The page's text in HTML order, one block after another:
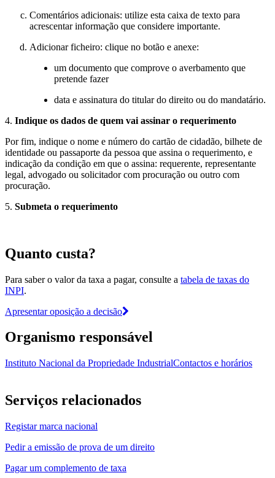
Comentários adicionais: utilize esta caixa de texto para
acrescentar informação que considere importante.
Adicionar ficheiro: clique no botão e anexe:
um documento que comprove o averbamento que
pretende fazer
data e assinatura do titular do direito ou do mandatário.
4. Indique os dados de quem vai assinar o requerimento
Por fim, indique o nome e número do cartão de cidadão, bilhete de
identidade ou passaporte da pessoa que assina o requerimento, e
indicação da condição em que o assina: requerente, representante
legal, advogado ou solicitador com procuração ou outro com
procuração.
5. Submeta o requerimento
Quanto custa?
Para saber o valor da taxa a pagar, consulte a tabela de taxas do
INPI.
Apresentar oposição a decisão
Organismo responsável
Instituto Nacional da Propriedade IndustrialContactos e horários
Serviços relacionados
Registar marca nacional
Pedir a emissão de prova de um direito
Pagar um complemento de taxa